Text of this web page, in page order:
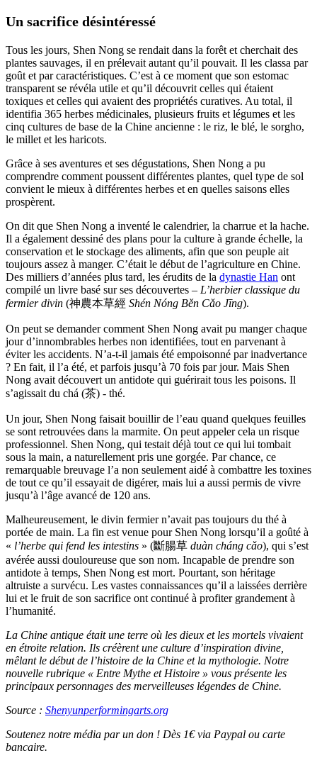
Un sacrifice désintéressé
Tous les jours, Shen Nong se rendait dans la forêt et cherchait des
plantes sauvages, il en prélevait autant qu’il pouvait. Il les classa par
goût et par caractéristiques. C’est à ce moment que son estomac
transparent se révéla utile et qu’il découvrit celles qui étaient
toxiques et celles qui avaient des propriétés curatives. Au total, il
identifia 365 herbes médicinales, plusieurs fruits et légumes et les
cinq cultures de base de la Chine ancienne : le riz, le blé, le sorgho,
le millet et les haricots.
Grâce à ses aventures et ses dégustations, Shen Nong a pu
comprendre comment poussent différentes plantes, quel type de sol
convient le mieux à différentes herbes et en quelles saisons elles
prospèrent.
On dit que Shen Nong a inventé le calendrier, la charrue et la hache.
Il a également dessiné des plans pour la culture à grande échelle, la
conservation et le stockage des aliments, afin que son peuple ait
toujours assez à manger. C’était le début de l’agriculture en Chine.
Des milliers d’années plus tard, les érudits de la dynastie Han ont
compilé un livre basé sur ses découvertes – L’herbier classique du
fermier divin (神農本草經 Shén Nóng Běn Cǎo Jīng).
On peut se demander comment Shen Nong avait pu manger chaque
jour d’innombrables herbes non identifiées, tout en parvenant à
éviter les accidents. N’a-t-il jamais été empoisonné par inadvertance
? En fait, il l’a été, et parfois jusqu’à 70 fois par jour. Mais Shen
Nong avait découvert un antidote qui guérirait tous les poisons. Il
s’agissait du chá (茶) - thé.
Un jour, Shen Nong faisait bouillir de l’eau quand quelques feuilles
se sont retrouvées dans la marmite. On peut appeler cela un risque
professionnel. Shen Nong, qui testait déjà tout ce qui lui tombait
sous la main, a naturellement pris une gorgée. Par chance, ce
remarquable breuvage l’a non seulement aidé à combattre les toxines
de tout ce qu’il essayait de digérer, mais lui a aussi permis de vivre
jusqu’à l’âge avancé de 120 ans.
Malheureusement, le divin fermier n’avait pas toujours du thé à
portée de main. La fin est venue pour Shen Nong lorsqu’il a goûté à
« l’herbe qui fend les intestins » (斷腸草 duàn cháng cǎo), qui s’est
avérée aussi douloureuse que son nom. Incapable de prendre son
antidote à temps, Shen Nong est mort. Pourtant, son héritage
altruiste a survécu. Les vastes connaissances qu’il a laissées derrière
lui et le fruit de son sacrifice ont continué à profiter grandement à
l’humanité.
La Chine antique était une terre où les dieux et les mortels vivaient
en étroite relation. Ils créèrent une culture d’inspiration divine,
mêlant le début de l’histoire de la Chine et la mythologie. Notre
nouvelle rubrique « Entre Mythe et Histoire » vous présente les
principaux personnages des merveilleuses légendes de Chine.
Source : Shenyunperformingarts.org
Soutenez notre média par un don ! Dès 1€ via Paypal ou carte
bancaire.